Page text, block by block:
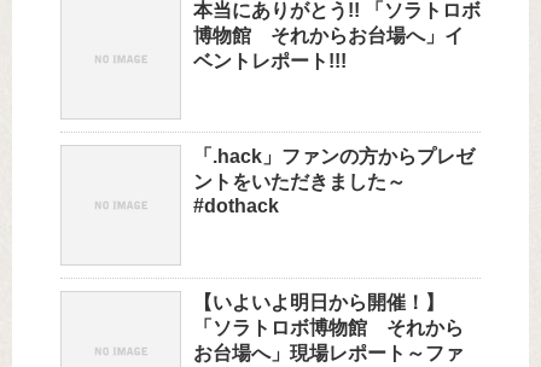
本当にありがとう!! 「ソラトロボ
博物館 それからお台場へ」イ
ベントレポート!!!
「.hack」ファンの方からプレゼ
ントをいただきました～
#dothack
【いよいよ明日から開催！】
「ソラトロボ博物館 それから
お台場へ」現場レポート～ファ